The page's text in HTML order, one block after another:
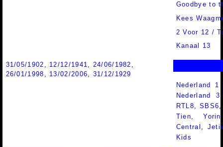
Goodbye to
Kees
2 Voor 12 /
Kanaal 13
31/05/1902 , 12/12/1941, 24/06/1982 ,
26/01/1998 , 13/02/2006, 31/12/1929
Nederland
Nederland
RTL8 ,SBS6
Tien ,Yorin
Central
Kids